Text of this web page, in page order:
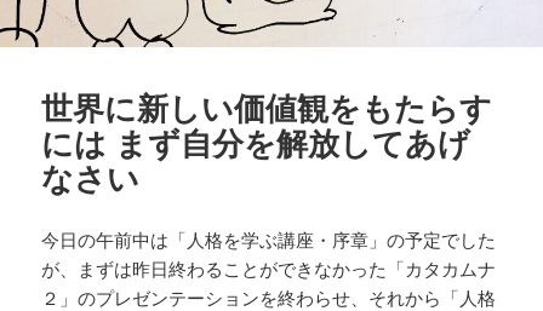
世界に新しい価値観をもたらす
には まず自分を解放してあげ
なさい
今日の午前中は「人格を学ぶ講座・序章」の予定でした
が、まずは昨日終わることができなかった「カタカムナ
２」のプレゼンテーションを終わらせ、それから「人格